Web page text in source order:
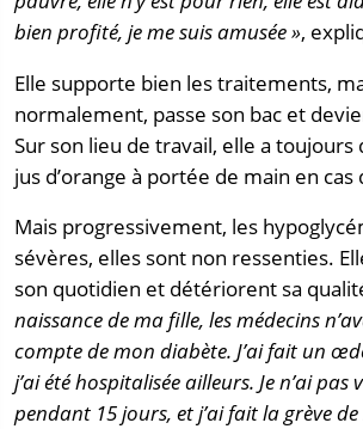
bien profité, je me suis amusée »,
Elle supporte bien les traitements,
normalement, passe son bac et
Sur son lieu de travail, elle a toujours
jus d’orange à portée de main en cas
Mais progressivement, les
sévères, elles sont non ressenties.
son quotidien et détériorent sa
naissance de ma fille, les médecins
compte de mon diabète. J’ai fait un
j’ai été hospitalisée ailleurs. Je n’ai pas
pendant 15 jours, et j’ai fait la grève